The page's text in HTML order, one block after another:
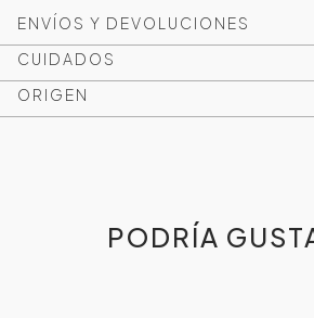
ENVÍOS Y DEVOLUCIONES
CUIDADOS
ORIGEN
PODRÍA